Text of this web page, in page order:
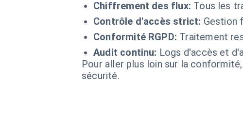
Chiffrement des flux: Tous les
Contrôle d'accès strict: Gestion
Conformité RGPD: Traitement
Audit continu: Logs d'accès et
Pour aller plus loin sur la
sécurité.